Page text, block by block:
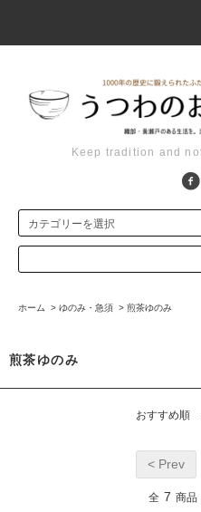
Keep tradition and
ホーム > ゆのみ・急須 > 煎茶ゆのみ
煎茶ゆのみ
おすすめ順
< Prev
全 7 商品